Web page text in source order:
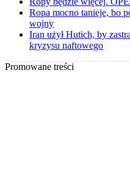
Ropa mocno tanieje, bo
wojny
Iran użył Hutich, by
kryzysu naftowego
Promowane treści